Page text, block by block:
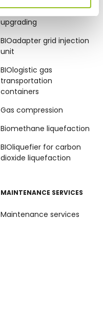
BIOupgrade biogas
upgrading
BIOadapter grid injection
unit
BIOlogistic gas
transportation
containers
Gas compression
Biomethane liquefaction
BIOliquefier for carbon
dioxide liquefaction
MAINTENANCE SERVICES
Maintenance services